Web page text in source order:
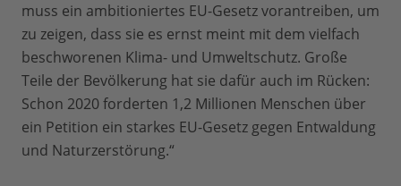
muss ein ambitioniertes EU-Gesetz vorantreiben, um
zu zeigen, dass sie es ernst meint mit dem vielfach
beschworenen Klima- und Umweltschutz. Große
Teile der Bevölkerung hat sie dafür auch im Rücken:
Schon 2020 forderten 1,2 Millionen Menschen über
ein Petition ein starkes EU-Gesetz gegen Entwaldung
und Naturzerstörung.“